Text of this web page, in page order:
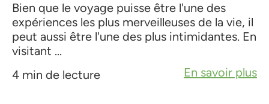
Bien que le voyage puisse être l'une des
expériences les plus merveilleuses de la vie, il
peut aussi être l'une des plus intimidantes. En
visitant ...
4 min de lecture
En savoir plus